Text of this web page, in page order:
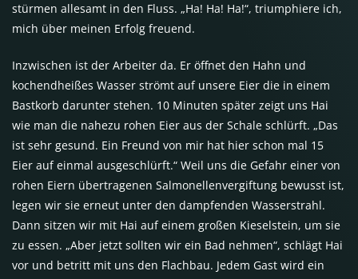
stürmen allesamt in den Fluss. „Ha! Ha! Ha!“, triumphiere ich,
mich über meinen Erfolg freuend.
Inzwischen ist der Arbeiter da. Er öffnet den Hahn und
kochendheißes Wasser strömt auf unsere Eier die in einem
Bastkorb darunter stehen. 10 Minuten später zeigt uns Hai
wie man die nahezu rohen Eier aus der Schale schlürft. „Das
ist sehr gesund. Ein Freund von mir hat hier schon mal 15
Eier auf einmal ausgeschlürft.“ Weil uns die Gefahr einer von
rohen Eiern übertragenen Salmonellenvergiftung bewusst ist,
legen wir sie erneut unter den dampfenden Wasserstrahl.
Dann sitzen wir mit Hai auf einem großen Kieselstein, um sie
zu essen. „Aber jetzt sollten wir ein Bad nehmen“, schlägt Hai
vor und betritt mit uns den Flachbau. Jedem Gast wird ein